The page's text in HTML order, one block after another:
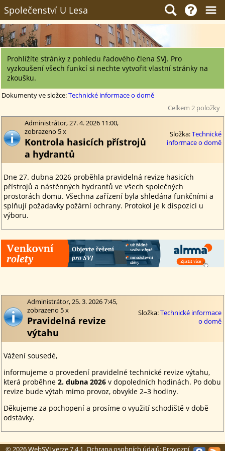
Společenství U Lesa
Prohlížíte stránky z pohledu řadového člena SVJ. Pro
vyzkoušení všech funkcí si nechte vytvořit vlastní stránky na
zkoušku.
Dokumenty ve složce:Technické informace o domě
Celkem 2 položky
Administrátor, 27. 4. 2026 11:00,
zobrazeno 5 x
Kontrola hasicích přístrojů
a hydrantů
Složka:Technické
informace o domě
Dne 27. dubna 2026 proběhla pravidelná revize hasicích
přístrojů a nástěnných hydrantů ve všech společných
prostorách domu. Všechna zařízení byla shledána funkčními a
splňují požadavky požární ochrany. Protokol je k dispozici u
výboru.
Administrátor, 25. 3. 2026 7:45,
zobrazeno 5 x
Pravidelná revize
výtahu
Složka:Technické informace
o domě
Vážení sousedé,
informujeme o provedení pravidelné technické revize výtahu,
která proběhne 2. dubna 2026 v dopoledních hodinách. Po dobu
revize bude výtah mimo provoz, obvykle 2–3 hodiny.
Děkujeme za pochopení a prosíme o využití schodiště v době
odstávky.
© 2026WebSVJverze7.4.1. Ochrana osobních údajů: Provozní